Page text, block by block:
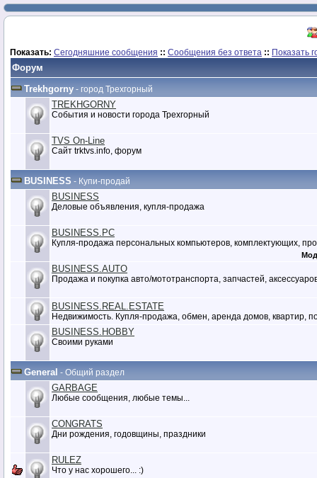
Показать: Сегодняшние сообщения :: Сообщения без ответа :: Показать
Форум
Trekhgorny - город Трехгорный
TREKHGORNY
События и новости города Трехгорный
TVS On-Line
Сайт trktvs.info, форум
BUSINESS - Купи-продай
BUSINESS
Деловые объявления, купля-продажа
BUSINESS.PC
Купля-продажа персональных компьютеров, комплектующих,
BUSINESS.AUTO
Продажа и покупка авто/мототранспорта, запчастей,
BUSINESS.REAL.ESTATE
Недвижимость. Купля-продажа, обмен, аренда домов, квартир,
BUSINESS.HOBBY
Своими руками
General - Общий раздел
GARBAGE
Любые сообщения, любые темы...
CONGRATS
Дни рождения, годовщины, праздники
RULEZ
Что у нас хорошего... :)